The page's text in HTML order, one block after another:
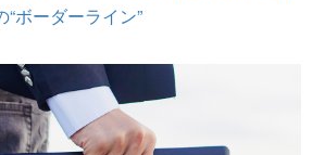
ボーダーライン”